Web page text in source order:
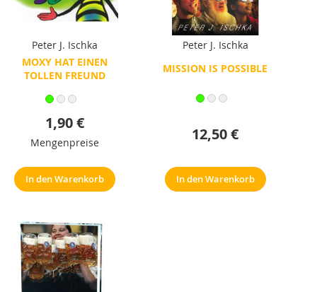
Peter J. Ischka
MOXY HAT EINEN
TOLLEN FREUND
1,90 €
Mengenpreise
In den Warenkorb
Peter J. Ischka
MISSION IS POSSIBLE
12,50 €
In den Warenkorb